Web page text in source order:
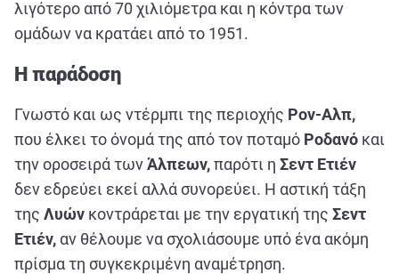
Εξυπηρέτηση Πελατών
λιγότερο από 70 χιλιόμετρα και η κόντρα των
ομάδων να κρατάει από το 1951.
Η παράδοση
Γνωστό και ως ντέρμπι της περιοχής Ρον-Αλπ,
που έλκει το όνομά της από τον ποταμό Ροδανό και
την οροσειρά τωνΆλπεων,παρότι η Σεντ Ετιέν
δεν εδρεύει εκεί αλλά συνορεύει. Η αστική τάξη
της Λυών κοντράρεται με την εργατική της Σεντ
Ετιέν, αν θέλουμε να σχολιάσουμε υπό ένα ακόμη
πρίσμα τη συγκεκριμένη αναμέτρηση.